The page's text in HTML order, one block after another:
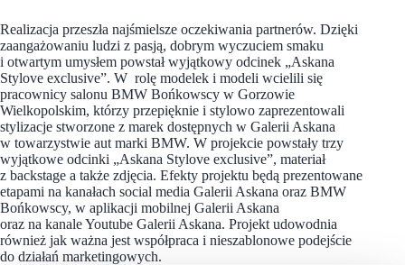
Realizacja przeszła najśmielsze oczekiwania partnerów. Dzięki
zaangażowaniu ludzi z pasją, dobrym wyczuciem smaku
i otwartym umysłem powstał wyjątkowy odcinek „Askana
Stylove exclusive”. W rolę modelek i modeli wcielili się
pracownicy salonu BMW Bońkowscy w Gorzowie
Wielkopolskim, którzy przepięknie i stylowo zaprezentowali
stylizacje stworzone z marek dostępnych w Galerii Askana
w towarzystwie aut marki BMW. W projekcie powstały trzy
wyjątkowe odcinki „Askana Stylove exclusive”, materiał
z backstage a także zdjęcia. Efekty projektu będą prezentowane
etapami na kanałach social media Galerii Askana oraz BMW
Bońkowscy, w aplikacji mobilnej Galerii Askana
oraz na kanale Youtube Galerii Askana. Projekt udowodnia
również jak ważna jest współpraca i nieszablonowe podejście
do działań marketingowych.